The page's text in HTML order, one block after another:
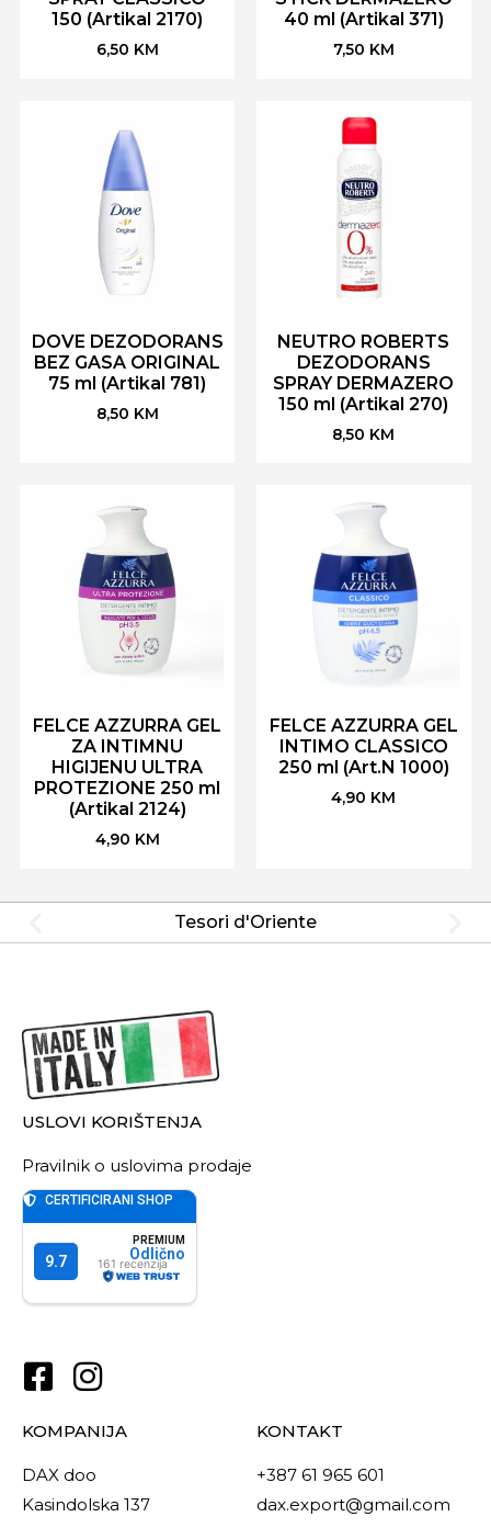
150 (Artikal 2170)
6,50 KM
40 ml (Artikal 371)
7,50 KM
DOVE DEZODORANS
BEZ GASA ORIGINAL
75 ml (Artikal 781)
8,50 KM
NEUTRO ROBERTS
DEZODORANS
SPRAY DERMAZERO
150 ml (Artikal 270)
8,50 KM
FELCE AZZURRA GEL
ZA INTIMNU
HIGIJENU ULTRA
PROTEZIONE 250 ml
(Artikal 2124)
4,90 KM
FELCE AZZURRA GEL
INTIMO CLASSICO
250 ml (Art.N 1000)
4,90 KM
Tesori d'Oriente
USLOVI KORIŠTENJA
Pravilnik o uslovima prodaje
KOMPANIJA
DAX doo
Kasindolska 137
KONTAKT
+387 61 965 601
dax.export@gmail.com